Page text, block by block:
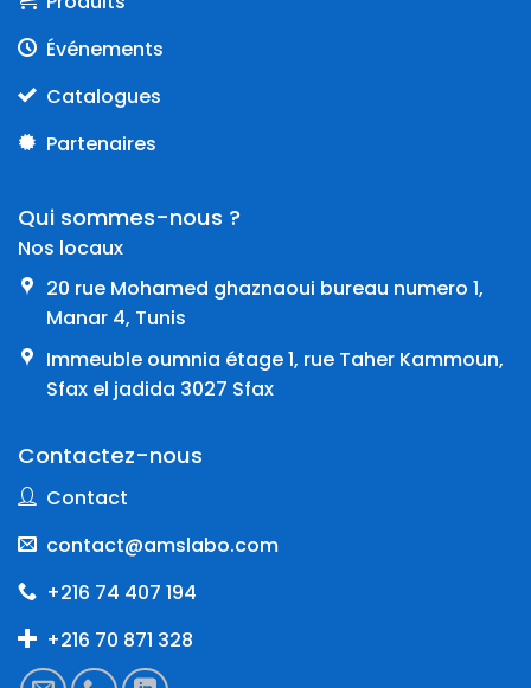
Événements
Catalogues
Partenaires
Qui sommes-nous ?
Nos locaux
20 rue Mohamed ghaznaoui bureau numero 1,
Manar 4, Tunis
Immeuble oumnia étage 1, rue Taher Kammoun,
Sfax el jadida 3027 Sfax
Contactez-nous
Contact
contact@amslabo.com
+216 74 407 194
+216 70 871 328